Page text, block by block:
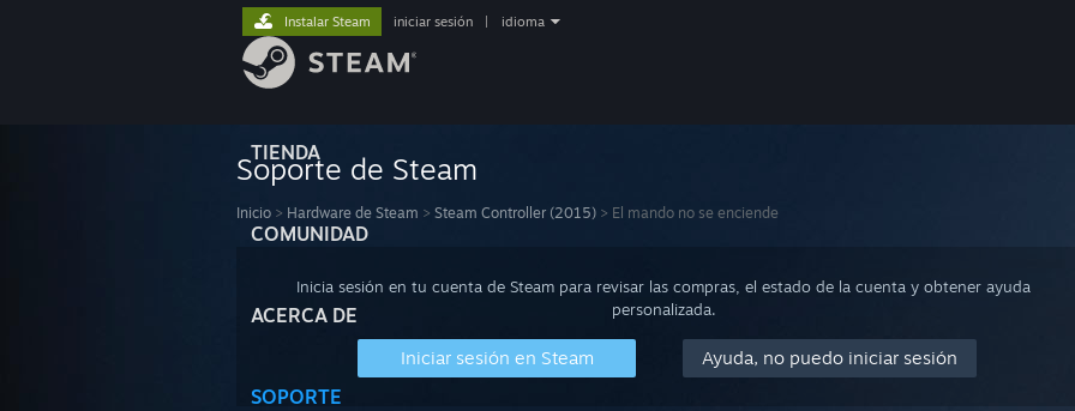
TIENDA
COMUNIDAD
ACERCA DE
SOPORTE
Instalar Steam iniciar sesión idioma
Soporte de Steam
Inicio > Hardware de Steam > Steam Controller (2015) > El mando no se enciende
Inicia sesión en tu cuenta de Steam para revisar las compras, el estado de la cuenta y obtener ayuda
personalizada.
Iniciar sesión en Steam Ayuda, no puedo iniciar sesión